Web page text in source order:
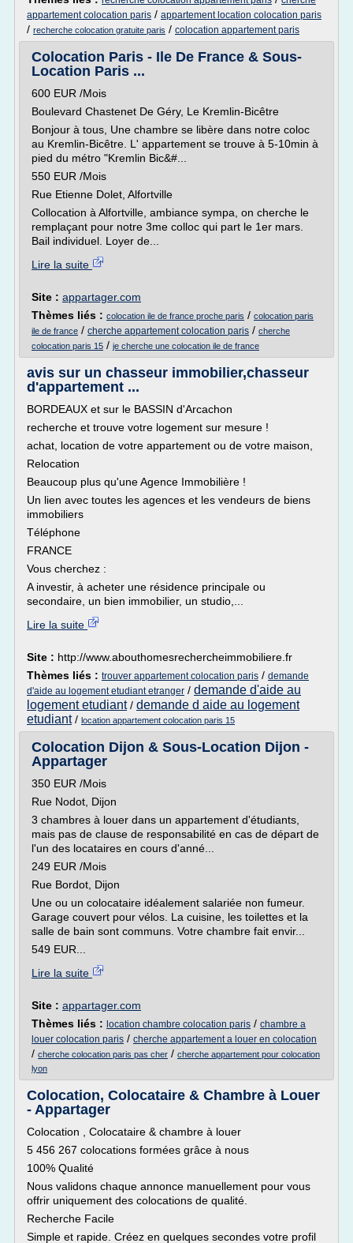
appartement colocation paris / appartement location colocation paris
/ recherche colocation gratuite paris / colocation appartement paris
Colocation Paris - Ile De France & Sous-
Location Paris ...
600 EUR /Mois
Boulevard Chastenet De Géry, Le Kremlin-Bicêtre
Bonjour à tous, Une chambre se libère dans notre coloc
au Kremlin-Bicêtre. L' appartement se trouve à 5-10min à
pied du métro "Kremlin Bic&#...
550 EUR /Mois
Rue Etienne Dolet, Alfortville
Collocation à Alfortville, ambiance sympa, on cherche le
remplaçant pour notre 3me colloc qui part le 1er mars.
Bail individuel. Loyer de...
Lire la suite
Site : appartager.com
Thèmes liés : colocation ile de france proche paris / colocation paris
ile de france / cherche appartement colocation paris / cherche
colocation paris 15 / je cherche une colocation ile de france
avis sur un chasseur immobilier,chasseur
d'appartement ...
BORDEAUX et sur le BASSIN d'Arcachon
recherche et trouve votre logement sur mesure !
achat, location de votre appartement ou de votre maison,
Relocation
Beaucoup plus qu'une Agence Immobilière !
Un lien avec toutes les agences et les vendeurs de biens
immobiliers
Téléphone
FRANCE
Vous cherchez :
A investir, à acheter une résidence principale ou
secondaire, un bien immobilier, un studio,...
Lire la suite
Site : http://www.abouthomesrechercheimmobiliere.fr
Thèmes liés : trouver appartement colocation paris / demande
d'aide au logement etudiant etranger / demande d'aide au
logement etudiant/ demande d aide au logement
etudiant/ location appartement colocation paris 15
Colocation Dijon & Sous-Location Dijon -
Appartager
350 EUR /Mois
Rue Nodot, Dijon
3 chambres à louer dans un appartement d'étudiants,
mais pas de clause de responsabilité en cas de départ de
l'un des locataires en cours d'anné...
249 EUR /Mois
Rue Bordot, Dijon
Une ou un colocataire idéalement salariée non fumeur.
Garage couvert pour vélos. La cuisine, les toilettes et la
salle de bain sont communs. Votre chambre fait envir...
549 EUR...
Lire la suite
Site : appartager.com
Thèmes liés : location chambre colocation paris / chambre a
louer colocation paris / cherche appartement a louer en colocation
/ cherche colocation paris pas cher / cherche appartement pour colocation
lyon
Colocation, Colocataire & Chambre à Louer
- Appartager
Colocation , Colocataire & chambre à louer
5 456 267 colocations formées grâce à nous
100% Qualité
Nous validons chaque annonce manuellement pour vous
offrir uniquement des colocations de qualité.
Recherche Facile
Simple et rapide. Créez en quelques secondes votre profil